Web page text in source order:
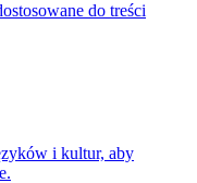
do treści
i kultur, aby